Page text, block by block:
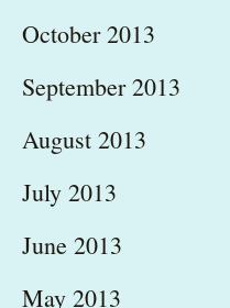
October 2013
September 2013
August 2013
July 2013
June 2013
May 2013